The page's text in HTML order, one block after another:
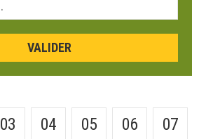
03 04 05 06 07